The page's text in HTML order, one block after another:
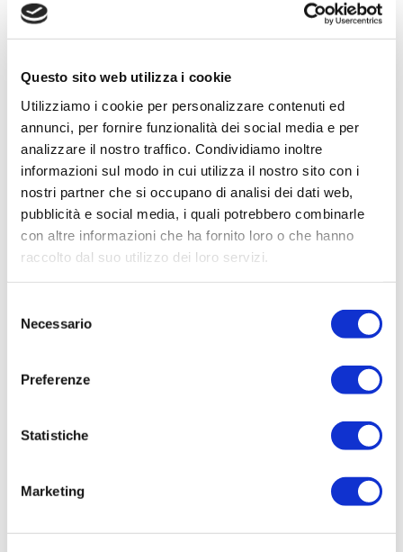
Questo sito web utilizza i cookie
Utilizziamo i cookie per personalizzare contenuti ed
annunci, per fornire funzionalità dei social media e per
analizzare il nostro traffico. Condividiamo inoltre
informazioni sul modo in cui utilizza il nostro sito con i
nostri partner che si occupano di analisi dei dati web,
pubblicità e social media, i quali potrebbero combinarle
con altre informazioni che ha fornito loro o che hanno
raccolto dal suo utilizzo dei loro servizi.
delNecessario
Preferenze
Statistiche
Marketing
basso l’energia potenziale scenda a 5000 J,
mentre l’energia cinetica aumenti a 25000 J
perché è aumentata la velocità. La loro
Questo dimostra che l’energia cinetica e
potenziale si trasformano continuamente
l’una nell’altra lasciando inalterata la loro
somma.
Che cos’è l’energia meccanica
totale
Questa forma di energia è semplicemente la
dell’energia potenziale e dell’energia cinetica.
In certi casi l’energia meccanica totale è un
Essa è in grado di lavorare su un altro